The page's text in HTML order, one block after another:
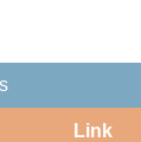
Link